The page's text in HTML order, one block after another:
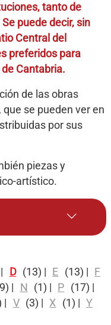
tanto de
puede decir, sin
Central del
preferidos para
Cantabria.
de las obras
se pueden ver en
por sus
piezas y
artístico.
| D (13) | E (13) | F
| N (1) | P (17) |
| V (3) | X (1) | Y